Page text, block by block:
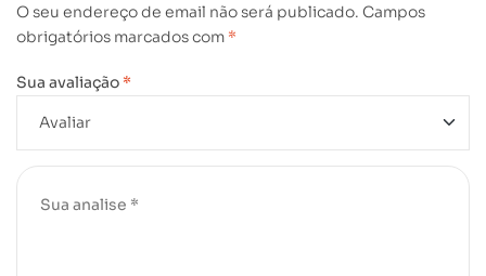
O seu endereço de email não será publicado. Campos
obrigatórios marcados com *
Sua avaliação *